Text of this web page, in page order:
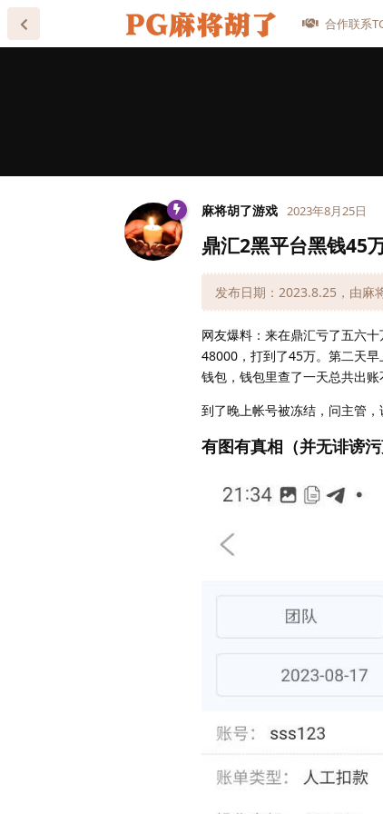
合作联系
麻将胡了游戏 2023年8月25日
鼎汇2黑平台黑钱45
发布日期：2023.8.25，由麻
网友爆料：来在鼎汇亏了五六
48000，打到了45万。第二天
钱包，钱包里查了一天总共出
到了晚上帐号被冻结，问主管
有图有真相（并无诽谤污